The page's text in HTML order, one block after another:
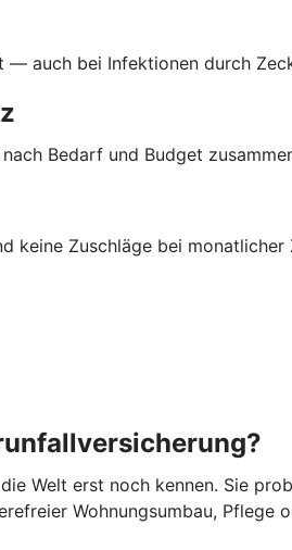
— auch bei Infektionen durch
Bedarf und Budget
keine Zuschläge bei monatlicher
Welt erst noch kennen. Sie
Wohnungsumbau,